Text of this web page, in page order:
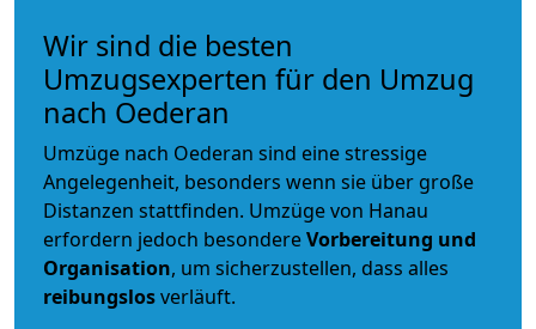
Wir sind die besten
Umzugsexperten für den Umzug
nach Oederan
Umzüge nach Oederan sind eine stressige
Angelegenheit, besonders wenn sie über große
Distanzen stattfinden. Umzüge von Hanau
erfordern jedoch besondereVorbereitung und
Organisation, um sicherzustellen, dass alles
reibungslosverläuft.